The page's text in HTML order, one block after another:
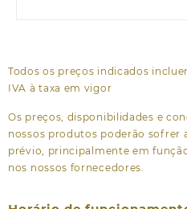
Todos os preços indicados
IVA à taxa em vigor
Os preços, disponibilidades e
nossos produtos poderão sofrer
prévio, principalmente em
nos nossos fornecedores.